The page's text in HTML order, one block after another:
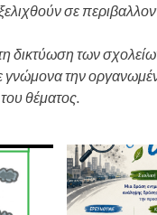
σε
δικτύωση των
την οργανωμένη
θέματος.